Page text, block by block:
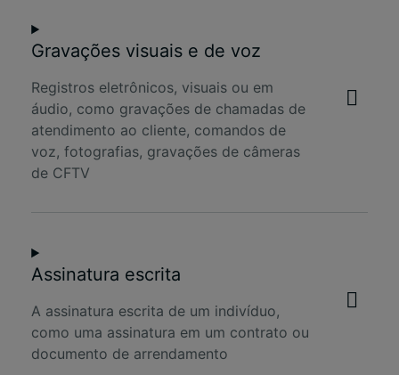
Gravações visuais e de voz
Registros eletrônicos, visuais ou em
áudio, como gravações de chamadas de
atendimento ao cliente, comandos de
voz, fotografias, gravações de câmeras
de CFTV
Assinatura escrita
A assinatura escrita de um indivíduo,
como uma assinatura em um contrato ou
documento de arrendamento